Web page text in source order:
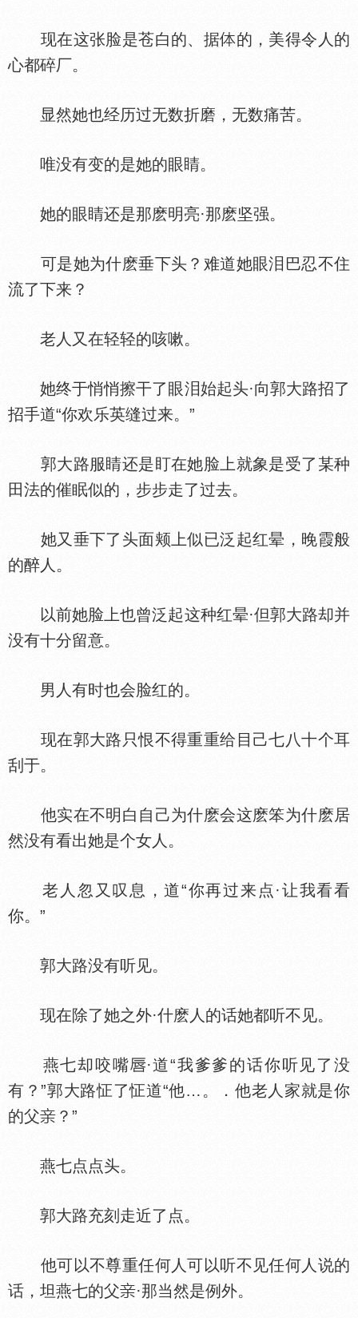
现在这张脸是苍白的、据
的，美得令人的
心都碎厂。
显然她也经历过无数折磨，无数痛苦。
唯没有变的是她的眼睛。
她的眼睛还是那麽明亮·那麽坚强。
可是她为什麽垂下头？难道她眼泪巴忍不住
流了下来？
老人又在轻轻的咳嗽。
她终于悄悄擦干了眼泪始起头·向郭大路招了
招手道“你欢乐英缝过来。”
郭大路服睛还是盯在她脸上就象是受了某种
田法的催眠似的，步步走了过去。
她又垂下了头面颊上似已泛起红晕，晚霞般
的醉人。
以前她脸上也曾泛起这种红晕·但郭大路却并
没有十分留意。
男人有时也会脸红的。
现在郭大路只恨不得重重给目己七八十个耳
刮于。
他实在不明白自己为什麽会这麽笨为什麽居
然没有看出她是个女人。
老人忽又叹息，道“你再过来点·让我看看
你。”
郭大路没有听见。
现在除了她之外·什麽人的话她都听不见。
燕七却咬嘴
·道“我爹爹的话你听见了没
有？”郭大路怔了怔道“他…。．他老人家就是你
的父
？”
燕七点点头。
郭大路充刻走近了点。
他可以不尊重任何人可以听不见任何人说的
话，坦燕七的父
·那当然是例外。